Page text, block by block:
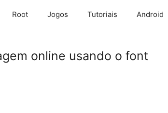
Root Jogos Tutoriais Android
online usando o font